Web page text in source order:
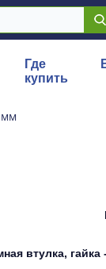
Где
купить
втулка,